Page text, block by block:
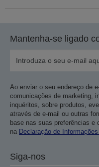
Mantenha-se ligado
Ao enviar o seu endereço de
comunicações de marketing,
inquéritos, sobre produtos,
através de e-mail ou outras
base nas suas preferências e
na Declaração de
Siga-nos